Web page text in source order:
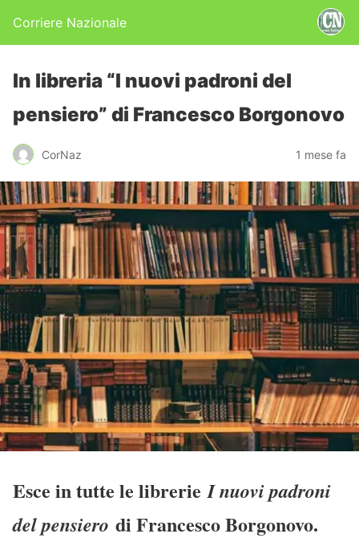
Corriere Nazionale
In libreria “I nuovi padroni del
pensiero” di Francesco Borgonovo
CorNaz 1 mese fa
Esce in tutte le librerieI nuovi padroni
del pensiero di Francesco Borgonovo.